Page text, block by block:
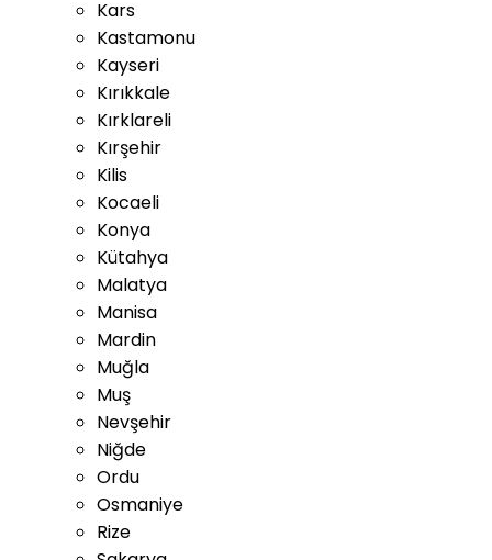
Kars
Kastamonu
Kayseri
Kırıkkale
Kırklareli
Kırşehir
Kilis
Kocaeli
Konya
Kütahya
Malatya
Manisa
Mardin
Muğla
Muş
Nevşehir
Niğde
Ordu
Osmaniye
Rize